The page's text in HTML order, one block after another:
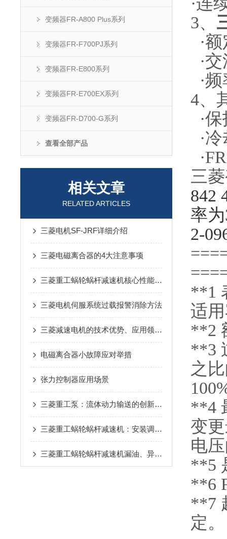
变频器FR-A800 Plus系列
变频器FR-F700PJ系列
变频器FR-E800系列
变频器FR-E700EX系列
变频器FR-D700-G系列
查看全部产品
相关文章
RELATED ARTICLES
三菱电机SF-JRF详细介绍
三菱电磁离合器的4大注意事项
三菱重工蜗轮蜗杆减速机核心性能优势
三菱电机伺服系统过载报警消除方法
三菱减速电机的技术优势、应用领域与使用时需要注意的事项
电磁离合器小故障应对举措
张力控制器应用场景
三菱重工泵：流体动力输送的创新之选
三菱重工蜗轮蜗杆减速机：安装调试、齿隙调节实操步骤讲解
三菱重工蜗轮蜗杆减速机漏油、异响故障排查与定期保养技巧
3、
·
·
·
4、
·
·
三
842
率
2-
**1
适
**2
**3
之
**4
变
电
**5
**6
**7
定。